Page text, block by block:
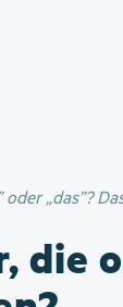
oder „das”?
die